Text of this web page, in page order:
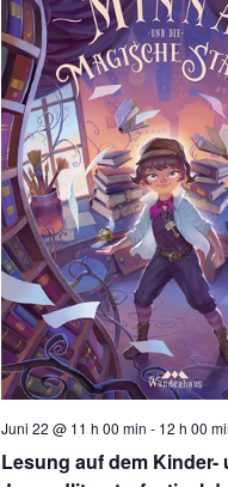
Lesung auf dem Kinder-
Juni 22 @ 11 h 00 min - 12 h 00